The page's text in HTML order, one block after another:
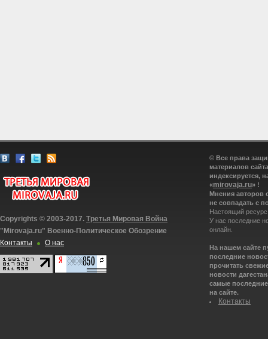
Copyrights © 2003-2017. Третья Мировая Война
"Mirovaja.ru" Военно-Политическое Обозрение
Контакты
О нас
© Все права
материалов
индексируется,
«mirovaja.ru» !
Мнения авторов
не совпадать с
Настоящий
У нас последние
онлайн.
На нашем сайте
последние
прочитать
новости
самые
на сайте.
Контакты